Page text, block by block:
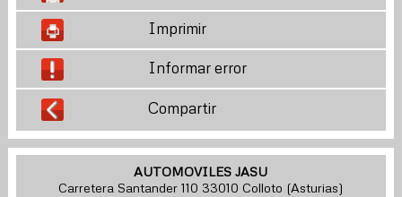
Imprimir
Informar error
Compartir
AUTOMOVILES JASU
Carretera Santander 110 33010 Colloto (Asturias)